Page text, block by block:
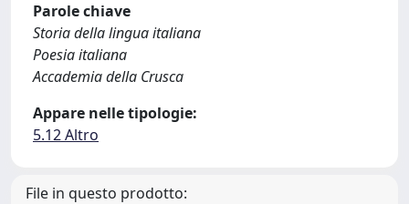
Parole chiave
Storia della lingua italiana
Poesia italiana
Accademia della Crusca
Appare nelle tipologie:
5.12 Altro
File in questo prodotto: